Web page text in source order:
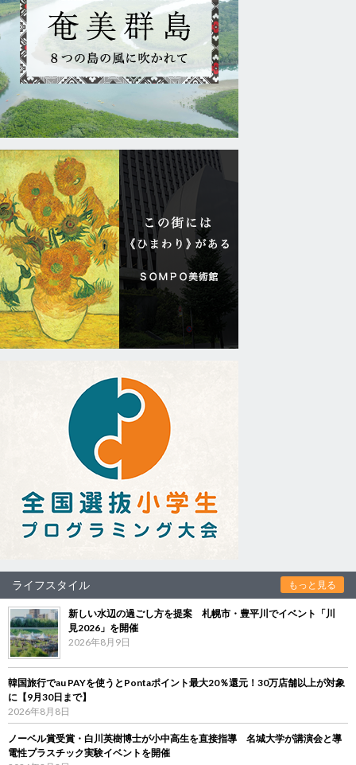
ライフスタイル もっと見る
新しい水辺の過ごし方を提案 札幌市・豊平川でイベント「川
見2026」を開催
2026年8月9日
韓国旅行でau PAYを使うとPontaポイント最大20％還元！30万店舗以上が対象
に【9月30日まで】
2026年8月8日
ノーベル賞受賞・白川英樹博士が小中高生を直接指導 名城大学が講演会と導
電性プラスチック実験イベントを開催